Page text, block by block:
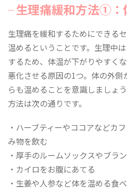
生理痛緩和方法①：
生理痛を緩和するためにできる
温めるということです。生理中
するため、体温が下がりやすく
悪化させる原因の1つ。体の外
らも温めることを意識しましょ
方法は次の通りです。
・ハーブティーやココアなどカ
み物を飲む
・厚手のルームソックスやブラ
・カイロをお腹にあてる
・生姜や人参など体を温める食